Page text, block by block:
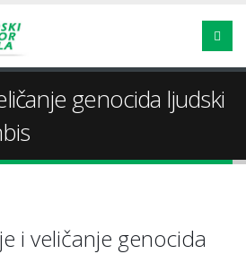
genocida ljudski
i veličanje genocida